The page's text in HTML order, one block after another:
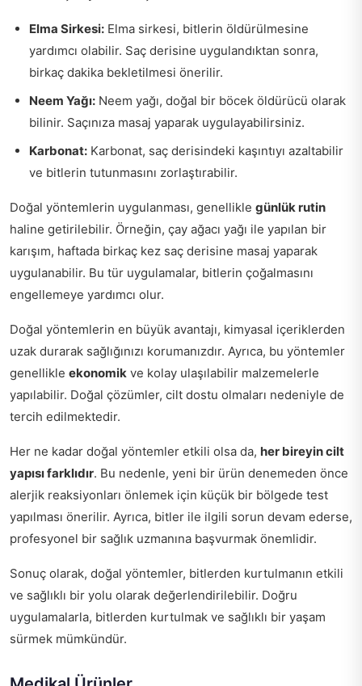
Elma Sirkesi: Elma sirkesi, bitlerin öldürülmesine
yardımcı olabilir. Saç derisine uygulandıktan sonra,
birkaç dakika bekletilmesi önerilir.
Neem Yağı: Neem yağı, doğal bir böcek öldürücü olarak
bilinir. Saçınıza masaj yaparak uygulayabilirsiniz.
Karbonat: Karbonat, saç derisindeki kaşıntıyı azaltabilir
ve bitlerin tutunmasını zorlaştırabilir.
Doğal yöntemlerin uygulanması, genellikle günlük rutin
haline getirilebilir. Örneğin, çay ağacı yağı ile yapılan bir
karışım, haftada birkaç kez saç derisine masaj yaparak
uygulanabilir. Bu tür uygulamalar, bitlerin çoğalmasını
engellemeye yardımcı olur.
Doğal yöntemlerin en büyük avantajı, kimyasal içeriklerden
uzak durarak sağlığınızı korumanızdır. Ayrıca, bu yöntemler
genellikle ekonomik ve kolay ulaşılabilir malzemelerle
yapılabilir. Doğal çözümler, cilt dostu olmaları nedeniyle de
tercih edilmektedir.
Her ne kadar doğal yöntemler etkili olsa da, her bireyin cilt
yapısı farklıdır. Bu nedenle, yeni bir ürün denemeden önce
alerjik reaksiyonları önlemek için küçük bir bölgede test
yapılması önerilir. Ayrıca, bitler ile ilgili sorun devam ederse,
profesyonel bir sağlık uzmanına başvurmak önemlidir.
Sonuç olarak, doğal yöntemler, bitlerden kurtulmanın etkili
ve sağlıklı bir yolu olarak değerlendirilebilir. Doğru
uygulamalarla, bitlerden kurtulmak ve sağlıklı bir yaşam
sürmek mümkündür.